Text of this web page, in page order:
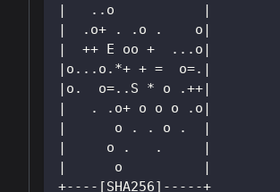
|   ..o           |
|  .o+ . .o .    o|
|  ++ E oo +  ...o|
|o...o.*+ + =  o=.|
|o.  o=..S * o .++|
|   . .o+ o o o .o|
|      o . . o .  |
|     o .   .     |
|      o          |
+----[SHA256]-----+